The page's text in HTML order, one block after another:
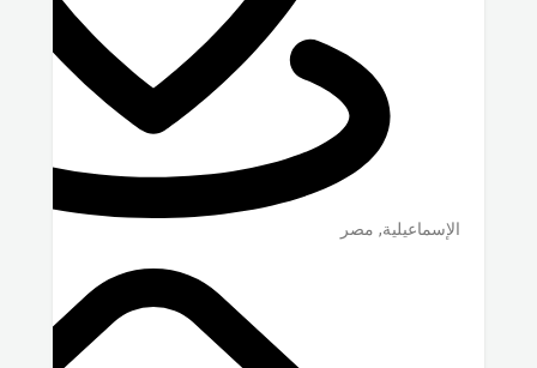
الإسماعيلية, مصر